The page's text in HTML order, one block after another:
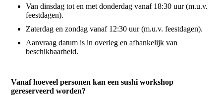
Van dinsdag tot en met donderdag vanaf 18:30 uur (m.u.v.
feestdagen).
Zaterdag en zondag vanaf 12:30 uur (m.u.v. feestdagen).
Aanvraag datum is in overleg en afhankelijk van
beschikbaarheid.
Vanaf hoeveel personen kan een sushi workshop
gereserveerd worden?